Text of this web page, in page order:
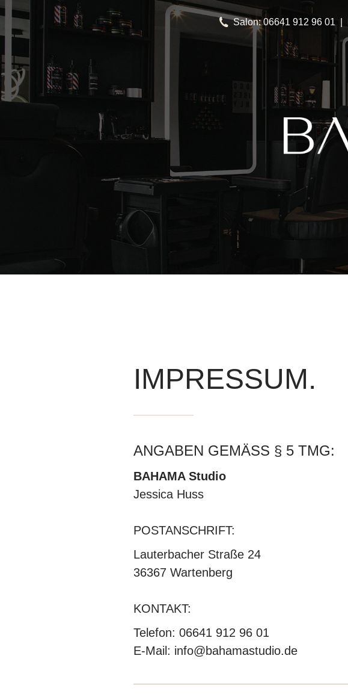
Salon: 06641 912 96 01
IMPRESSUM.
ANGABEN GEMÄSS § 5 TMG:
BAHAMA Studio
Jessica Huss
POSTANSCHRIFT:
Lauterbacher Straße 24
36367 Wartenberg
KONTAKT:
Telefon: 06641 912 96 01
E-Mail: info@bahamastudio.de